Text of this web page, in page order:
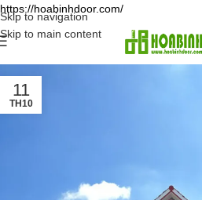
https://hoabinhdoor.com/
Skip to navigation
Skip to main content
11
TH10